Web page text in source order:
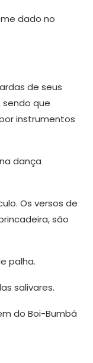
dado no
de seus
que
instrumentos
dança
Os versos de
são
palha.
salivares.
do Boi-Bumbá